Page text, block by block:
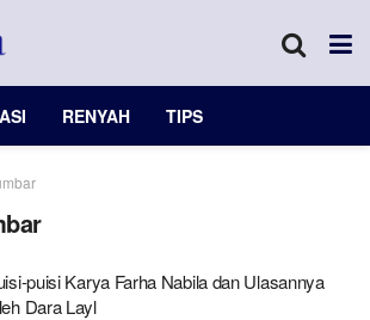
RENYAH TIPS
puisi Karya Farha Nabila dan Ulasannya
Dara Layl